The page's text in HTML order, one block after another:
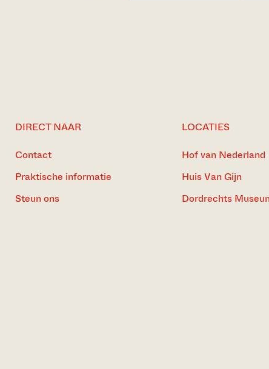
DIRECT NAAR
Contact
Praktische informatie
Steun ons
LOCATIES
Hof van Nederland
Huis Van Gijn
Dordrechts